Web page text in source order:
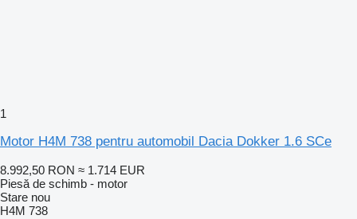
1
Motor H4M 738 pentru automobil Dacia Dokker 1.6 SCe
8.992,50 RON ≈ 1.714 EUR
Piesă de schimb - motor
Stare nou
H4M 738